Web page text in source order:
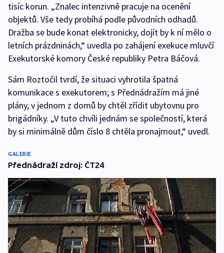
tisíc korun. „Znalec intenzivně pracuje na ocenění
objektů. Vše tedy probíhá podle původních odhadů.
Dražba se bude konat elektronicky, dojít by k ní mělo o
letních prázdninách,“ uvedla po zahájení exekuce mluvčí
Exekutorské komory České republiky Petra Báčová.
Sám Roztočil tvrdí, že situaci vyhrotila špatná
komunikace s exekutorem; s Přednádražím má jiné
plány, v jednom z domů by chtěl zřídit ubytovnu pro
brigádníky. „V tuto chvíli jednám se společností, která
by si minimálně dům číslo 8 chtěla pronajmout,“ uvedl.
GALERIE
Přednádraží zdroj: ČT24